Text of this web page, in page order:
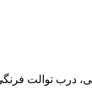
درب توالت